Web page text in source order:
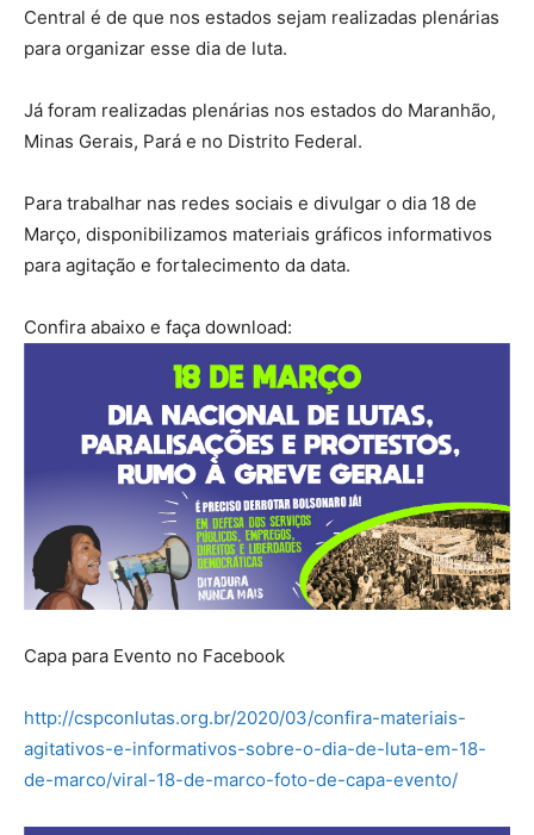
Central é de que nos estados sejam realizadas plenárias
para organizar esse dia de luta.
Já foram realizadas plenárias nos estados do Maranhão,
Minas Gerais, Pará e no Distrito Federal.
Para trabalhar nas redes sociais e divulgar o dia 18 de
Março, disponibilizamos materiais gráficos informativos
para agitação e fortalecimento da data.
Confira abaixo e faça download:
Capa para Evento no Facebook
http://cspconlutas.org.br/2020/03/confira-materiais-
agitativos-e-informativos-sobre-o-dia-de-luta-em-18-
de-marco/viral-18-de-marco-foto-de-capa-evento/